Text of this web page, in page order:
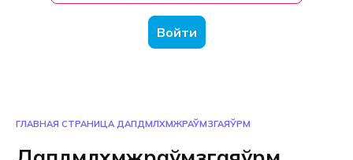
Войти
ГЛАВНАЯ СТРАНИЦА ДАПДМЛХМЖРАЎМЗГАЯЎРМ